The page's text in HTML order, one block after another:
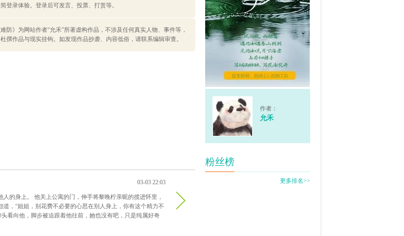
登录体验。登录后可发言、投票、打赏等。
难防》为网站作者“允禾”所著虚构作品，不涉及任何真实人物、事件等，
撰作品与现实挂钩。如发现作品抄袭、内容低俗，请联系编辑审查。
03-03 22:03
的身上。 他关上公寓的门，伸手将黎晚柠亲昵的揽进怀里，
，“姐姐，别花费不必要的心思在别人身上，你有这个精力不
看向他，脚步被迫跟着他往前，她也没有吧，只是纯属好奇
作者：
允禾
粉丝榜
更多排名>>